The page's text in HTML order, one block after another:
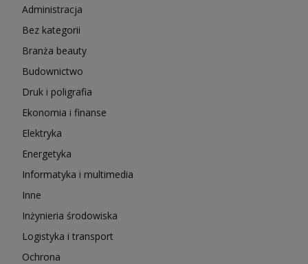
Administracja
Bez kategorii
Branża beauty
Budownictwo
Druk i poligrafia
Ekonomia i finanse
Elektryka
Energetyka
Informatyka i multimedia
Inne
Inżynieria środowiska
Logistyka i transport
Ochrona